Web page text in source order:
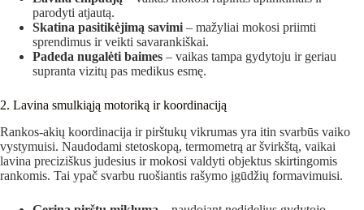
parodyti atjautą.
Skatina pasitikėjimą savimi – mažyliai mokosi priimti
sprendimus ir veikti savarankiškai.
Padeda nugalėti baimes – vaikas tampa gydytoju ir geriau
supranta vizitų pas medikus esmę.
2. Lavina smulkiąją motoriką ir koordinaciją
Rankos-akių koordinacija ir pirštukų vikrumas yra itin svarbūs vaiko
vystymuisi. Naudodami stetoskopą, termometrą ar švirkštą, vaikai
lavina preciziškus judesius ir mokosi valdyti objektus skirtingomis
rankomis. Tai ypač svarbu ruošiantis rašymo įgūdžių formavimuisi.